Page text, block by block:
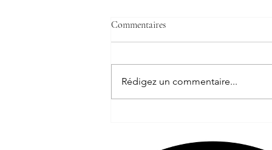
Commentaires
Rédigez un commentaire...